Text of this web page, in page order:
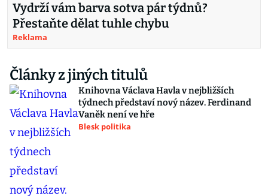
Vydrží vám barva sotva pár týdnů?
Přestaňte dělat tuhle chybu
Reklama
Články z jiných titulů
Knihovna Václava Havla v nejbližších
týdnech představí nový název. Ferdinand
Vaněk není ve hře
Blesk politika